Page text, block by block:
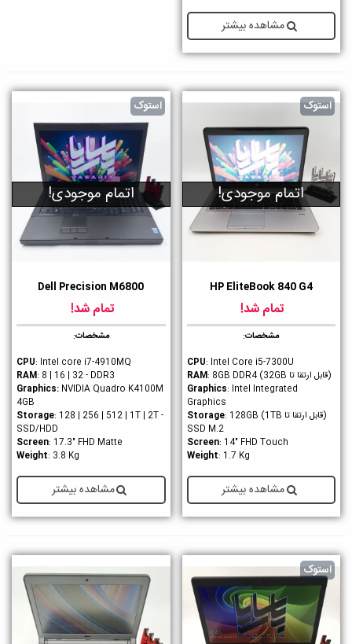
مشاهده بیشتر
استوک
اتمام موجودی!
HP EliteBook 840 G4
تمام شد!
مشخصات:
CPU: Intel Core i5-7300U
(قابل ارتقا تا 32GB)
RAM
: 8GB DDR4
Graphics: Intel Integrated
Graphics
(قابل ارتقا تا 1TB)
: 128GB
SSD M.2
Screen: 14" FHD Touch
Weight: 1.7 Kg
مشاهده بیشتر
استوک
اتمام موجودی!
Dell Precision M6800
تمام شد!
مشخصات:
CPU: Intel core i7-4910MQ
RAM: 8 | 16 | 32 - DDR3
Graphics: NVIDIA Quadro K4100M
4GB
Storage: 128 | 256 | 512 | 1T | 2T -
SSD/HDD
Screen: 17.3" FHD Matte
Weight: 3.8 Kg
مشاهده بیشتر
استوک